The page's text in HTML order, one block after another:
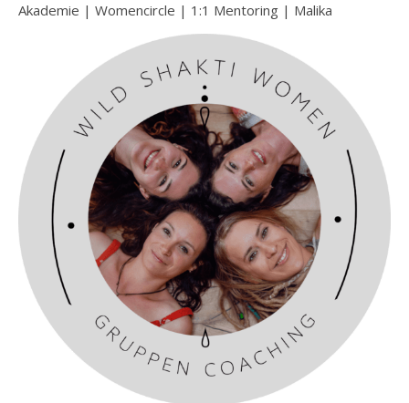
Akademie | Womencircle | 1:1 Mentoring | Malika